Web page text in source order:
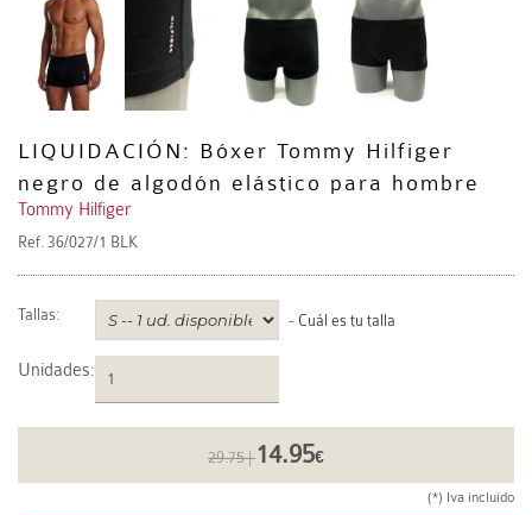
LIQUIDACIÓN: Bóxer Tommy Hilfiger
negro de algodón elástico para hombre
Tommy Hilfiger
Ref. 36/027/1 BLK
Tallas: - Cuál es tu talla
Unidades:
29.75 |14.95€
(*) Iva incluido